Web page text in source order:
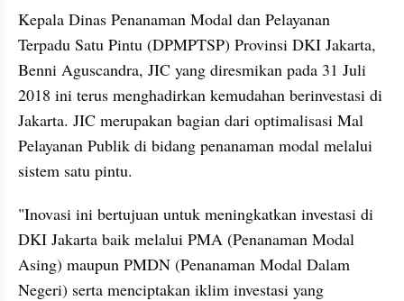
Kepala Dinas Penanaman Modal dan Pelayanan
Terpadu Satu Pintu (DPMPTSP) Provinsi DKI Jakarta,
Benni Aguscandra, JIC yang diresmikan pada 31 Juli
2018 ini terus menghadirkan kemudahan berinvestasi di
Jakarta. JIC merupakan bagian dari optimalisasi Mal
Pelayanan Publik di bidang penanaman modal melalui
sistem satu pintu.
"Inovasi ini bertujuan untuk meningkatkan investasi di
DKI Jakarta baik melalui PMA (Penanaman Modal
Asing) maupun PMDN (Penanaman Modal Dalam
Negeri) serta menciptakan iklim investasi yang